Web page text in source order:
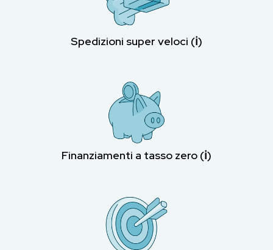
Spedizioni super veloci (ℹ︎)
Finanziamenti a tasso zero (ℹ︎)